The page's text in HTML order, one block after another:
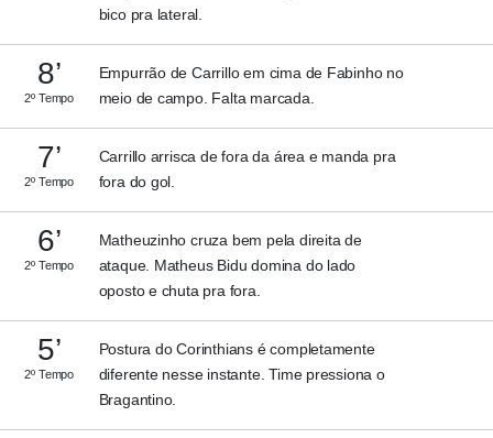
bico pra lateral.
8’
2º Tempo
Empurrão de Carrillo em cima de Fabinho no
meio de campo. Falta marcada.
7’
2º Tempo
Carrillo arrisca de fora da área e manda pra
fora do gol.
6’
2º Tempo
Matheuzinho cruza bem pela direita de
ataque. Matheus Bidu domina do lado
oposto e chuta pra fora.
5’
2º Tempo
Postura do Corinthians é completamente
diferente nesse instante. Time pressiona o
Bragantino.